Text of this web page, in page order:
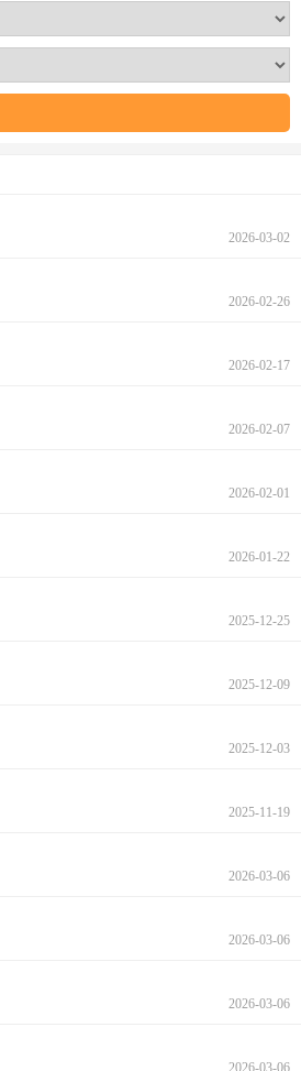
2026-03-02
2026-02-26
2026-02-17
2026-02-07
2026-02-01
2026-01-22
2025-12-25
2025-12-09
2025-12-03
2025-11-19
2026-03-06
2026-03-06
2026-03-06
2026-03-06